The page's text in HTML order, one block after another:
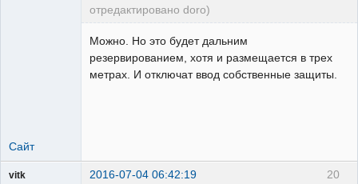
отредактировано doro)
Можно. Но это будет дальним
резервированием, хотя и размещается в трех
метрах. И отключат ввод собственные защиты.
Сайт
20
vitk 2016-07-04 06:42:19